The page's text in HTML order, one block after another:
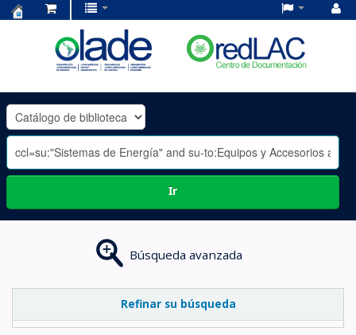
OLADE
-
Ir
Búsqueda avanzada
Refinar su búsqueda